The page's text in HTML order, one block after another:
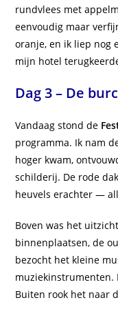
rundvlees met
eenvoudig maar
oranje, en ik liep nog
mijn hotel
Dag 3 – De
Vandaag stond de
programma. Ik nam
hoger kwam,
schilderij. De rode
heuvels erachter —
Boven was het
binnenplaatsen, de
bezocht het kleine
muziekinstrumenten.
Buiten rook het naar